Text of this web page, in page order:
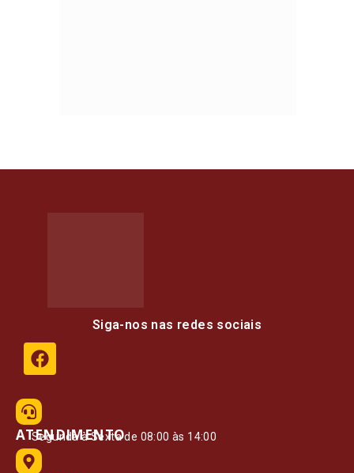
Siga-nos nas redes sociais
ATENDIMENTO
Segunda à Sexta de 08:00 às 14:00